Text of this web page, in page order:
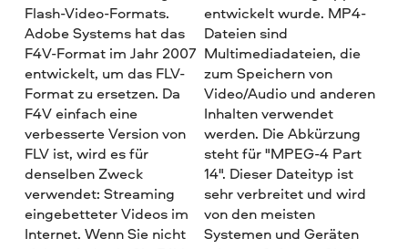
Flash-Video-Formats.
Adobe Systems hat das
F4V-Format im Jahr 2007
entwickelt, um das FLV-
Format zu ersetzen. Da
F4V einfach eine
verbesserte Version von
FLV ist, wird es für
denselben Zweck
verwendet: Streaming
eingebetteter Videos im
Internet. Wenn Sie nicht
entwickelt wurde. MP4-
Dateien sind
Multimediadateien, die
zum Speichern von
Video/Audio und anderen
Inhalten verwendet
werden. Die Abkürzung
steht für "MPEG-4 Part
14". Dieser Dateityp ist
sehr verbreitet und wird
von den meisten
Systemen und Geräten